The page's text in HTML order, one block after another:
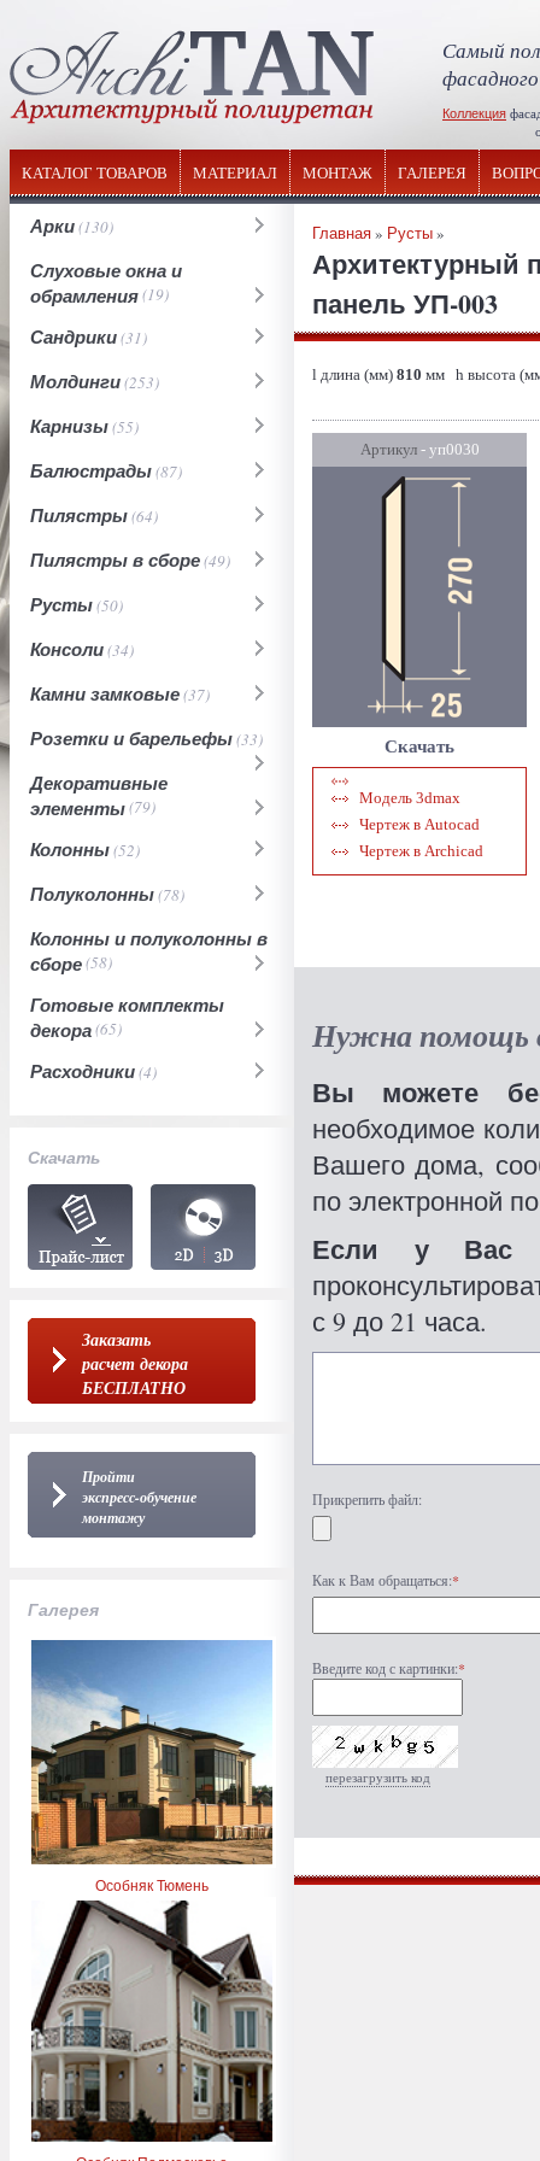
Самый
Коллекция
КАТАЛОГ ТОВАРОВ МАТЕРИАЛ МОНТАЖ ГАЛЕРЕЯ
Арки(130)
Слуховые окна и
обрамления(19)
Сандрики(31)
Молдинги(253)
Карнизы(55)
Балюстрады(87)
Пилястры(64)
Пилястры в сборе(49)
Русты(50)
Консоли(34)
Камни замковые(37)
Розетки и барельефы(33)
Декоративные
элементы(79)
Колонны(52)
Полуколонны(78)
Колонны и полуколонны в
сборе(58)
Готовые комплекты
декора(65)
Расходники(4)
Скачать
Заказать
расчет декора
БЕСПЛАТНО
Пройти
экспресс-обучение
монтажу
Галерея
Особняк Тюмень
Главная» Русты»
Архитектурный
панель УП-003
l длина (мм) 810 мм h высота
Артикул- уп0030
Скачать
Модель 3dmax
Чертеж в Autocad
Чертеж в Archicad
Нужна помощь
Вы можете
необходимое
Вашего дома,
по электронной
Если у Вас
с 9 до 21 часа.
Прикрепить файл:
Как к Вам обращаться:*
Введите код с картинки:*
перезагрузить код